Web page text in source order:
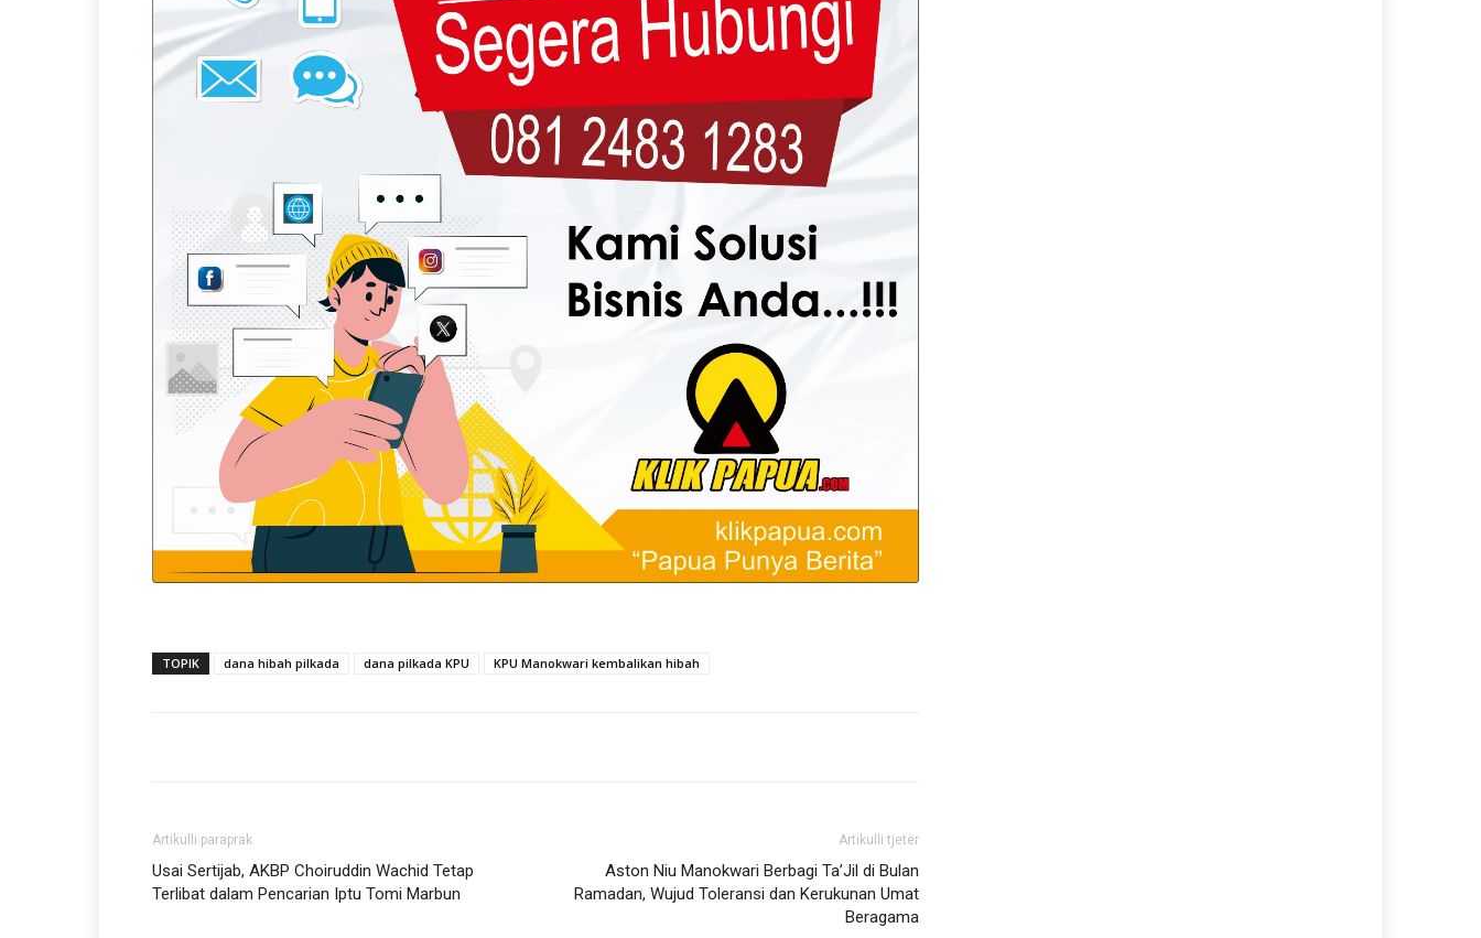
TOPIK dana hibah pilkada dana pilkada KPU KPU Manokwari kembalikan hibah
Artikulli paraprak
Usai Sertijab, AKBP Choiruddin Wachid Tetap
Terlibat dalam Pencarian Iptu Tomi Marbun
Artikulli tjetër
Aston Niu Manokwari Berbagi Ta’Jil di Bulan
Ramadan, Wujud Toleransi dan Kerukunan Umat
Beragama